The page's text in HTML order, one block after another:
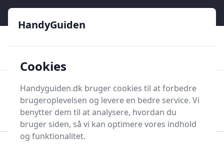
HandyGuiden
Søg nu
Søg nu
HandyGuiden
Cookies
Handyguiden.dk bruger cookies til at forbedre
brugeroplevelsen og levere en bedre service. Vi
benytter dem til at analysere, hvordan du
bruger siden, så vi kan optimere vores indhold
og funktionalitet.